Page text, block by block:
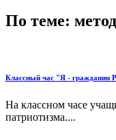
По теме:
Классный час "Я - гражданин
На классном часе
патриотизма....